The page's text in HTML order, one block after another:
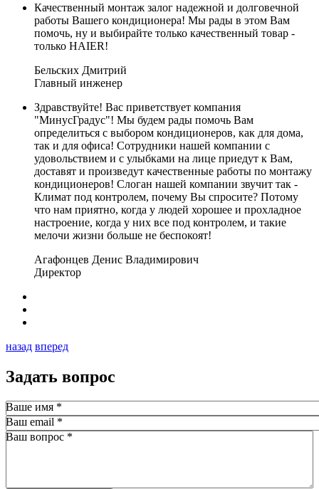
Качественный монтаж залог надежной и долговечной
работы Вашего кондиционера! Мы рады в этом Вам
помочь, ну и выбирайте только качественный товар -
только HAIER!
Бельских Дмитрий
Главный инженер
Здравствуйте! Вас приветствует компания
"МинусГрадус"! Мы будем рады помочь Вам
определиться с выбором кондиционеров, как для дома,
так и для офиса! Сотрудники нашей компании с
удовольствием и с улыбками на лице приедут к Вам,
доставят и произведут качественные работы по монтажу
кондиционеров! Слоган нашей компании звучит так -
Климат под контролем, почему Вы спросите? Потому
что нам приятно, когда у людей хорошее и прохладное
настроение, когда у них все под контролем, и такие
мелочи жизни больше не беспокоят!
Агафонцев Денис Владимирович
Директор
назад вперед
Задать вопрос
Ваше имя *
Ваш email *
Ваш вопрос *